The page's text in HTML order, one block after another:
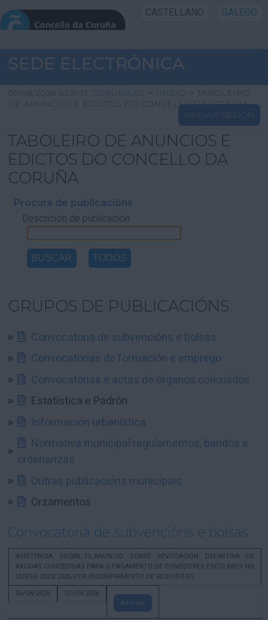
CASTELLANO GALEGO
INICIO SEDE
INICIO
INFORMACIÓN PÚBLICA
CARTAFOL CIDADÁN
AXUDA
SEDE ELECTRÓNICA
09/08/2026 03:19:13 CORUNA.ES > INICIO > TABOLEIRO
DE ANUNCIOS E EDICTOS DO CONCELLO DA CORUÑA
INICIAR SESIÓN
TABOLEIRO DE ANUNCIOS E
EDICTOS DO CONCELLO DA
CORUÑA
Procura de publicacións
Descrición de publicación
GRUPOS DE PUBLICACIÓNS
Convocatoria de subvencións e bolsas
Convocatorias de formación e emprego
Convocatorias e actas de órganos colexiados
Estatística e Padrón
Información urbanística
Normativa municipal:regulamentos, bandos e
ordenanzas
Outras publicacións municipais
Orzamentos
Convocatoria de subvencións e bolsas
ASISTENCIA SOCIAL.15_ANUNCIO SOBRE REVOGACIÓN DEFINITIVA DE
AXUDAS CONCEDIDAS PARA O PAGAMENTO DE COMEDORES ESCOLARES NO
CURSO 2025/2026 POR INCUMPRIMENTO DE REQUISITOS
06/08/2026
07/09/2026
Amosar